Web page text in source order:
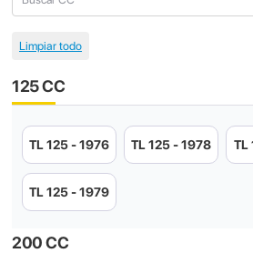
125 CC
TL 125 - 1976 TL 125 - 1978 TL
TL 125 - 1979
200 CC